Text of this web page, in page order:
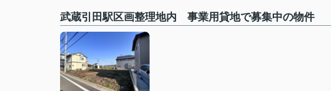
武蔵引田駅区画整理地内 事業用貸地で募集中の物件